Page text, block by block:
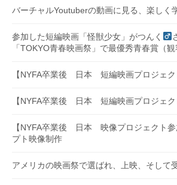
バーチャルYoutuberの動画に見る、楽しく
参加した短編映画「怪獣少女」がつんく
「TOKYO青春映画祭」で最優秀青春賞（
【NYFA卒業後 日本 短編映画プロジェク
【NYFA卒業後 日本 短編映画プロジェク
【NYFA卒業後 日本 映像プロジェクト参
プト映像制作
アメリカの映画祭で選ばれ、上映、そして